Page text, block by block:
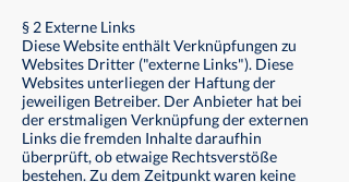
§ 2 Externe Links
Diese Website enthält Verknüpfungen zu
Websites Dritter ("externe Links"). Diese
Websites unterliegen der Haftung der
jeweiligen Betreiber. Der Anbieter hat bei
der erstmaligen Verknüpfung der externen
Links die fremden Inhalte daraufhin
überprüft, ob etwaige Rechtsverstöße
bestehen. Zu dem Zeitpunkt waren keine